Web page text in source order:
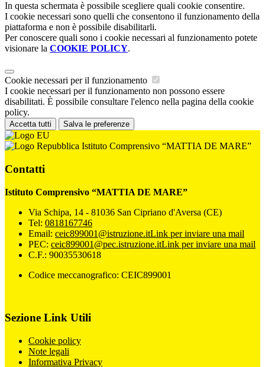
In questa schermata è possibile scegliere quali cookie consentire.
I cookie necessari sono quelli che consentono il funzionamento della
piattaforma e non è possibile disabilitarli.
Per conoscere quali sono i cookie necessari al funzionamento potete
visionare la COOKIE POLICY.
Cookie necessari per il funzionamento
I cookie necessari per il funzionamento non possono essere
disabilitati. È possibile consultare l'elenco nella pagina della cookie
policy.
Accetta tutti Salva le preferenze
Istituto Comprensivo “MATTIA DE MARE”
Contatti
Istituto Comprensivo “MATTIA DE MARE”
Via Schipa, 14 - 81036 San Cipriano d'Aversa (CE)
Tel: 0818167746
Email: ceic899001@istruzione.itLink per inviare una mail
PEC: ceic899001@pec.istruzione.itLink per inviare una mail
C.F.: 90035530618
Codice meccanografico: CEIC899001
Sezione Link Utili
Cookie policy
Note legali
Informativa Privacy